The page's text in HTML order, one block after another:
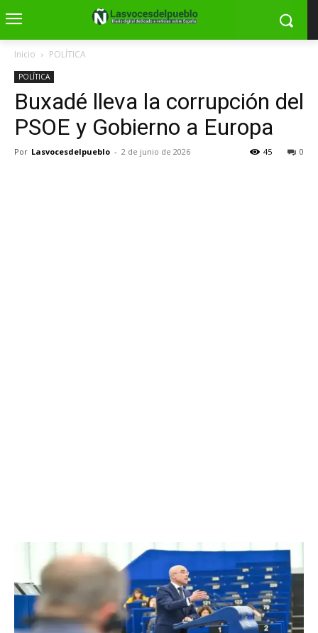
Inicio POLÍTICA
POLÍTICA
Buxadé lleva la corrupción del
PSOE y Gobierno a Europa
Por Lasvocesdelpueblo - 2 de junio de 2026 0
45